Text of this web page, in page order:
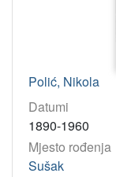
Polić, Nikola
Datumi
1890-1960
Mjesto rođenja
Sušak